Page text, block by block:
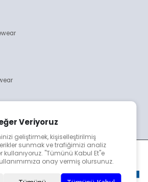
Veriyoruz
geliştirmek, kişiselleştirilmiş
sunmak ve trafiğimizi analiz
kullanıyoruz. "Tümünü Kabul Et"e
onay vermiş olursunuz.